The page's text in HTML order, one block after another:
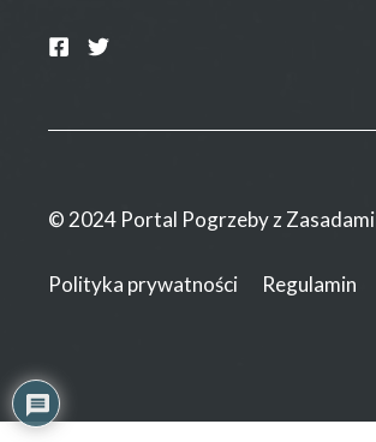
© 2024 Portal Pogrzeby z Zasadami
Polityka prywatności Regulamin